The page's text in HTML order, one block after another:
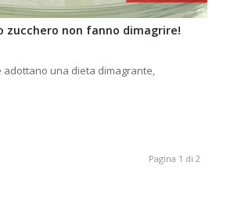
zucchero non fanno dimagrire!
adottano una dieta dimagrante,
Pagina 1 di 2